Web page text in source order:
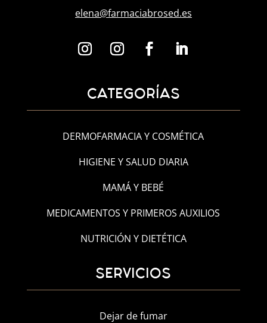
elena@farmaciabrosed.es
CATEGORÍAS
DERMOFARMACIA Y COSMÉTICA
HIGIENE Y SALUD DIARIA
MAMÁ Y BEBÉ
MEDICAMENTOS Y PRIMEROS AUXILIOS
NUTRICIÓN Y DIETÉTICA
SERVICIOS
Dejar de fumar